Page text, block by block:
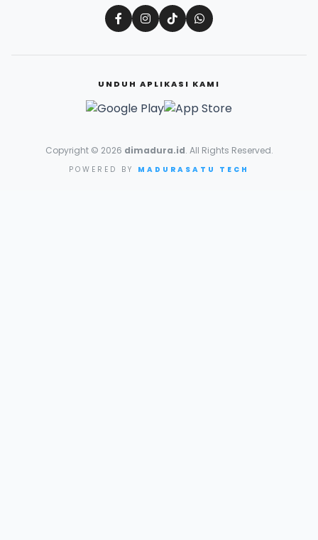
UNDUH APLIKASI KAMI
Copyright © 2026 dimadura.id. All Rights Reserved.
POWERED BY MADURASATU TECH